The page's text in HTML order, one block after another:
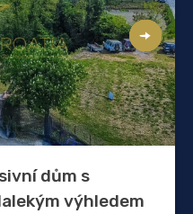
dům s
výhledem